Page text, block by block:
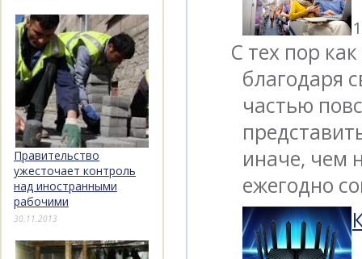
С тех пор
благодаря
частью
иначе, чем
ежегодно
Правительство
ужесточает контроль
над иностранными
рабочими
30.11.2013